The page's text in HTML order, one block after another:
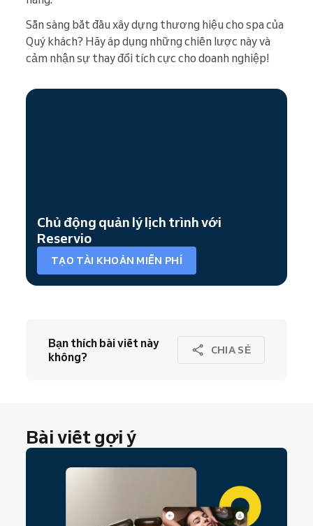
Sẵn sàng bắt đầu xây dựng thương hiệu cho spa của
Quý khách? Hãy áp dụng những chiến lược này và
cảm nhận sự thay đổi tích cực cho doanh nghiệp!
Chủ động quản lý lịch trình với
Reservio
TẠO TÀI KHOẢN MIỄN PHÍ
Bạn thích bài viết này
không?
CHIA SẺ
Bài viết gợi ý